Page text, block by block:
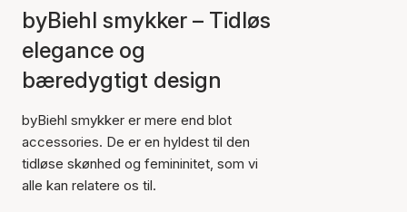
byBiehl smykker – Tidløs
elegance og
bæredygtigt design
byBiehl smykker er mere end blot
accessories. De er en hyldest til den
tidløse skønhed og femininitet, som vi
alle kan relatere os til.